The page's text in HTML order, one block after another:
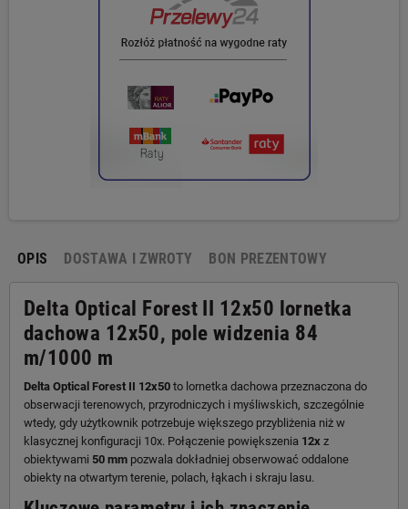
OPIS DOSTAWA I ZWROTY BON PREZENTOWY
Delta Optical Forest II 12x50 lornetka
dachowa 12x50, pole widzenia 84
m/1000 m
Delta Optical Forest II 12x50 to lornetka dachowa przeznaczona do
obserwacji terenowych, przyrodniczych i myśliwskich, szczególnie
wtedy, gdy użytkownik potrzebuje większego przybliżenia niż w
klasycznej konfiguracji 10x. Połączenie powiększenia 12x z
obiektywami 50 mm pozwala dokładniej obserwować oddalone
obiekty na otwartym terenie, polach, łąkach i skraju lasu.